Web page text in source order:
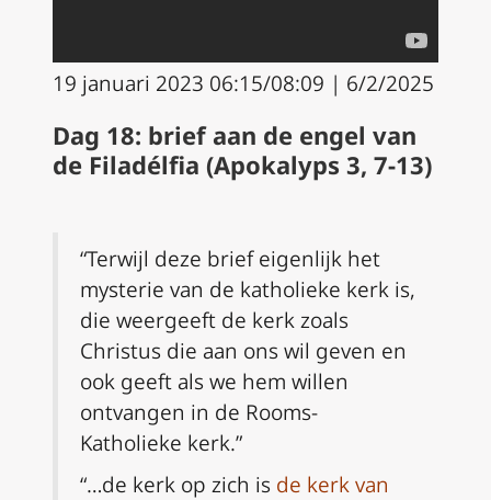
19 januari 2023 06:15/08:09 | 6/2/2025
Dag 18: brief aan de engel van
de Filadélfia (Apokalyps 3, 7-13)
“Terwijl deze brief eigenlijk het
mysterie van de katholieke kerk is,
die weergeeft de kerk zoals
Christus die aan ons wil geven en
ook geeft als we hem willen
ontvangen in de Rooms-
Katholieke kerk.”
“…de kerk op zich is de kerk van